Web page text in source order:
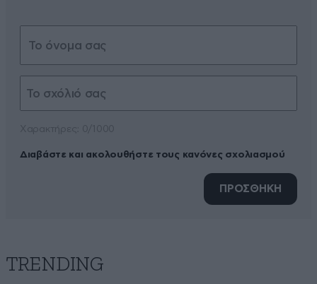
Διαβάστε και ακολουθήστε τους κανόνες σχολιασμού
ΠΡΟΣΘΗΚΗ
TRENDING